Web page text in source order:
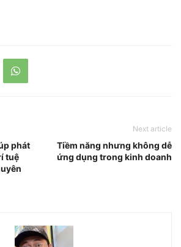
phát
tuệ
Next article
Tiềm năng nhưng không dễ
ứng dụng trong kinh doanh